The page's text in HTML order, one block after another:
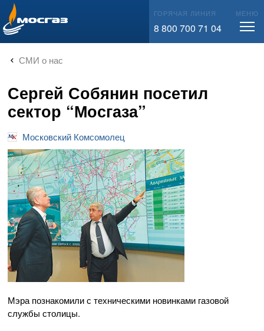
info@mos-gaz.ru ГОРЯЧАЯ ЛИНИЯ
8 800 700 71 04
МЕНЮ
СМИ о нас
Сергей Собянин посетил
сектор “Мосгаза”
Московский Комсомолец
Мэра познакомили с техническими новинками газовой
службы столицы.